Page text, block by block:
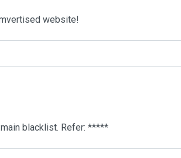
website!
blacklist. Refer: *****